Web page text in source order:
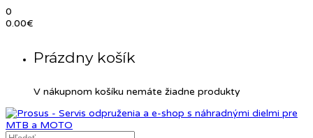
0
0.00€
Prázdny košík
V nákupnom košíku nemáte žiadne produkty